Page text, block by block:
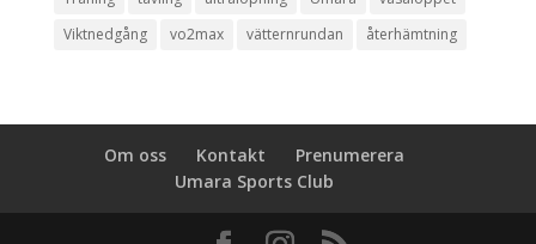
Viktnedgång
vo2max vätternrundan återhämtning
Om oss Kontakt
Prenumerera
Umara Sports Club